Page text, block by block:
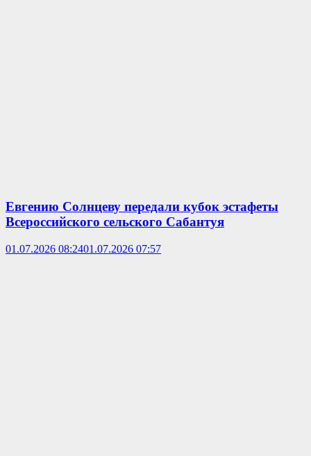
Евгению Солнцеву передали кубок эстафеты
Всероссийского сельского Сабантуя
01.07.2026 08:2401.07.2026 07:57